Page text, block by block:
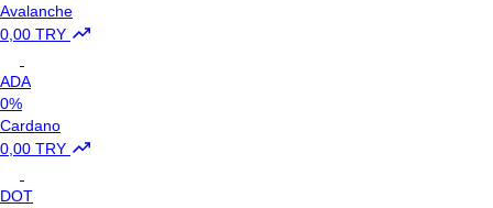
Avalanche
0,00 TRY
ADA
0%
Cardano
0,00 TRY
DOT